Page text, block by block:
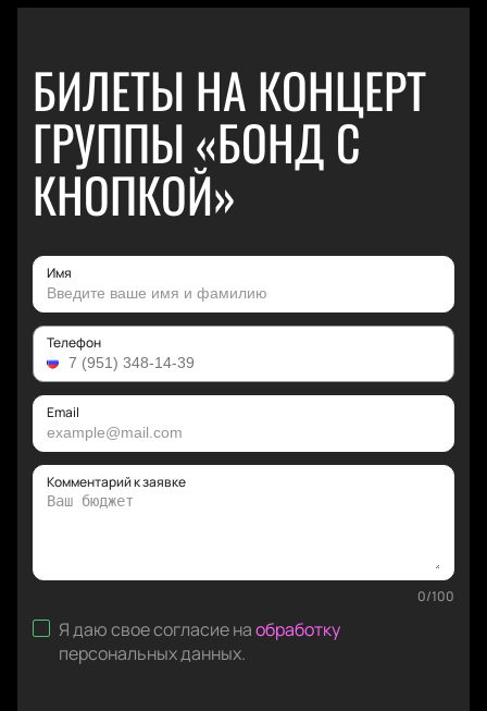
БИЛЕТЫ НА КОНЦЕРТ
ГРУППЫ «БОНД С
КНОПКОЙ»
Имя
Телефон
Email
Комментарий к заявке
0/100
Я даю свое согласие наобработку
персональных данных.